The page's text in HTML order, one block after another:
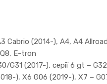
(2014-), A4, A4
E-tron
(2017-), серії 6 gt –
), X6 G06 (2019-), X7 –